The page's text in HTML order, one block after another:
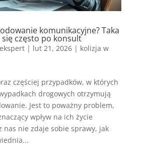
komunikacyjne? Taka
często po konsult
ekspert| lut 21, 2026| kolizja w
częściej przypadków, w których
drogowych otrzymują
Jest to poważny problem,
wpływ na ich życie
nas nie zdaje sobie sprawy, jak